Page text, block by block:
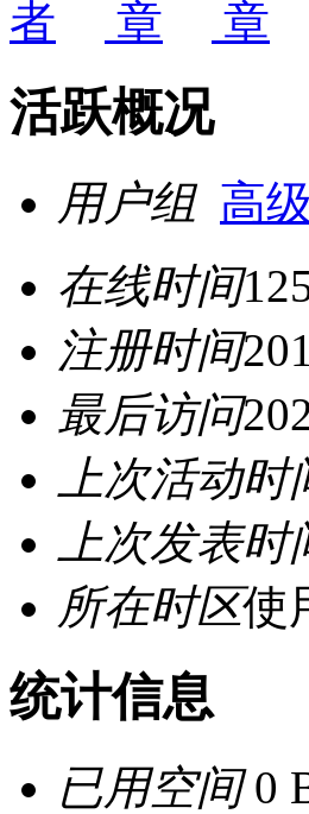
活跃概况
用户组 高
在线时间
注册时间
最后访问
上次活动时
上次发表时
所在时区使
统计信息
已用空间0